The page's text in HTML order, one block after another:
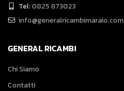
Tel:0825 873023
info@generalricambimaraio.com
GENERAL RICAMBI
Chi Siamo
Contatti